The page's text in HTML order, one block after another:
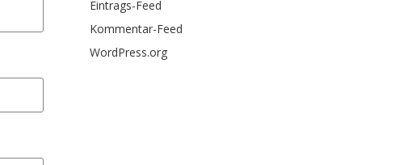
Eintrags-Feed
Kommentar-Feed
WordPress.org